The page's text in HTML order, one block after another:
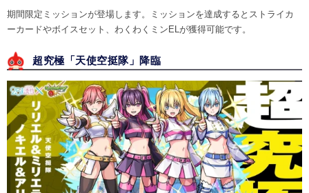
期間限定ミッションが登場します。ミッションを達成するとストライカ
ーカードやボイスセット、わくわくミンELが獲得可能です。
超究極「天使空挺隊」降臨